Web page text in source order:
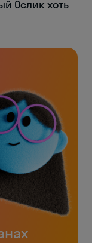
Ослик хоть